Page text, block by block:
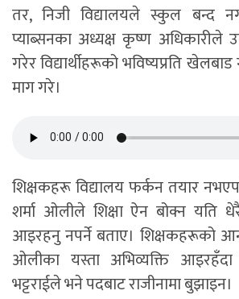
तर, निजी विद्यालयले स्कुल बन्द
प्याब्सनका अध्यक्ष कृष्ण अधिकारीले
गरेर विद्यार्थीहरूको भविष्यप्रति
माग गरे।
शिक्षकहरू विद्यालय फर्कन तयार
शर्मा ओलीले शिक्षा ऐन बोक्न यति
आइरहनु नपर्ने बताए। शिक्षकहरूको
ओलीका यस्ता अभिव्यक्ति आइरहँदा
भट्टराईले भने पदबाट राजीनामा बुझाइन।